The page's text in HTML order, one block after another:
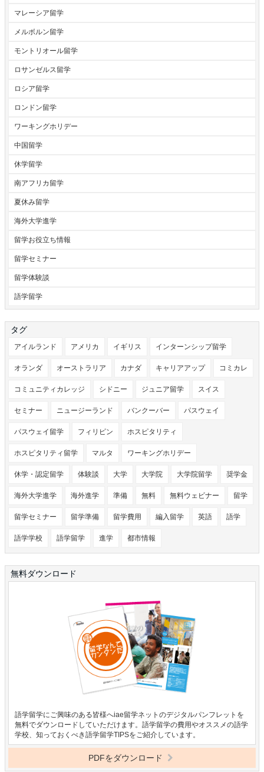
マレーシア留学
メルボルン留学
モントリオール留学
ロサンゼルス留学
ロシア留学
ロンドン留学
ワーキングホリデー
中国留学
休学留学
南アフリカ留学
夏休み留学
海外大学進学
留学お役立ち情報
留学セミナー
留学体験談
語学留学
タグ
アイルランド アメリカ イギリス インターンシップ留学
オランダ オーストラリア カナダ キャリアアップ コミカレ
コミュニティカレッジ シドニー ジュニア留学 スイス
セミナー ニュージーランド バンクーバー パスウェイ
パスウェイ留学 フィリピン ホスピタリティ
ホスピタリティ留学 マルタ ワーキングホリデー
休学・認定留学 体験談 大学 大学院 大学院留学 奨学金
海外大学進学 海外進学 準備 無料 無料ウェビナー 留学
留学セミナー 留学準備 留学費用 編入留学 英語 語学
語学学校 語学留学 進学 都市情報
無料ダウンロード
語学留学にご興味のある皆様へiae留学ネットのデジタルパンフレットを
無料でダウンロードしていただけます。語学留学の費用やオススメの語学
学校、知っておくべき語学留学TIPSをご紹介しています。
PDFをダウンロード